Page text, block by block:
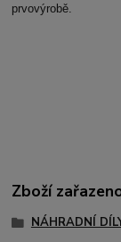
prvovýrobě.
Zboží
NÁHRADNÍ